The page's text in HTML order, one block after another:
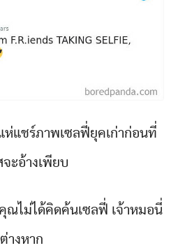
แชร์ภาพเซลฟี่ยุคเก่าก่อนที่
จะอ้างเพียบ
ณไม่ได้คิดค้นเซลฟี่ เจ้าหมอนี่
ต่างหาก